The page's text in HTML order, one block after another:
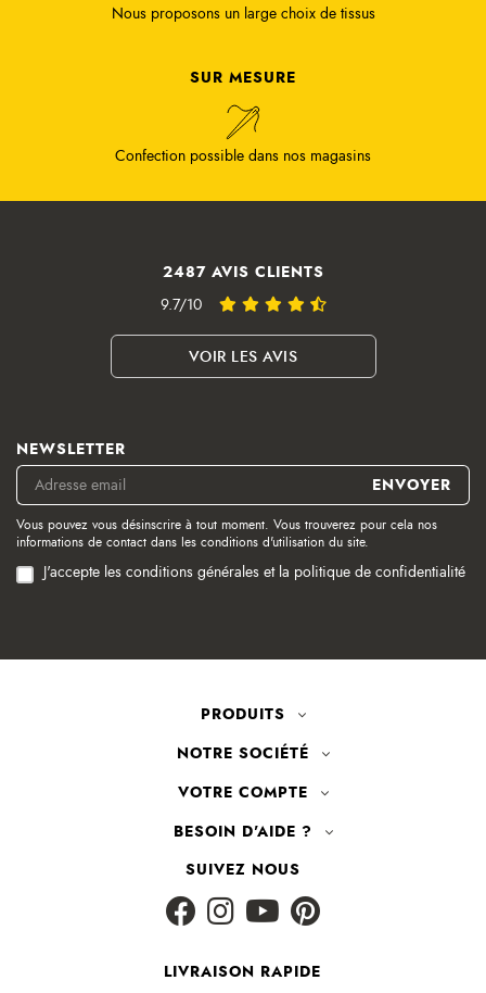
Nous proposons un large choix de tissus
SUR MESURE
Confection possible dans nos magasins
2487 AVIS CLIENTS
9.7/10
VOIR LES AVIS
NEWSLETTER
Vous pouvez vous désinscrire à tout moment. Vous trouverez pour cela nos
informations de contact dans les conditions d'utilisation du site.
J'accepte les conditions générales et la politique de confidentialité
PRODUITS
NOTRE SOCIÉTÉ
VOTRE COMPTE
BESOIN D'AIDE ?
SUIVEZ NOUS
LIVRAISON RAPIDE